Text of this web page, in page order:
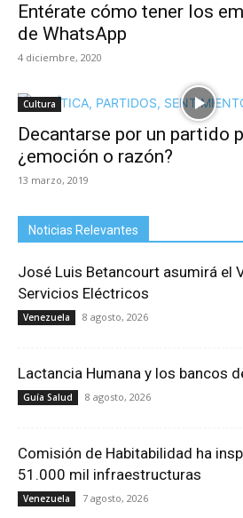
Entérate cómo tener los
de WhatsApp
4 diciembre, 2020
Cultura
Decantarse por un partido
¿emoción o razón?
13 marzo, 2019
Noticias Relevantes
José Luis Betancourt asumirá el
Servicios Eléctricos
Venezuela 8 agosto, 2026
Lactancia Humana y los bancos
Guía Salud 8 agosto, 2026
Comisión de Habitabilidad ha
51.000 mil infraestructuras
Venezuela 7 agosto, 2026